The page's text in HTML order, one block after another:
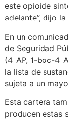
este opioide
adelante”, dijo
En un
de Seguridad
(4-AP, 1-boc-4-
la lista de
sujeta a un
Esta cartera
producen estas